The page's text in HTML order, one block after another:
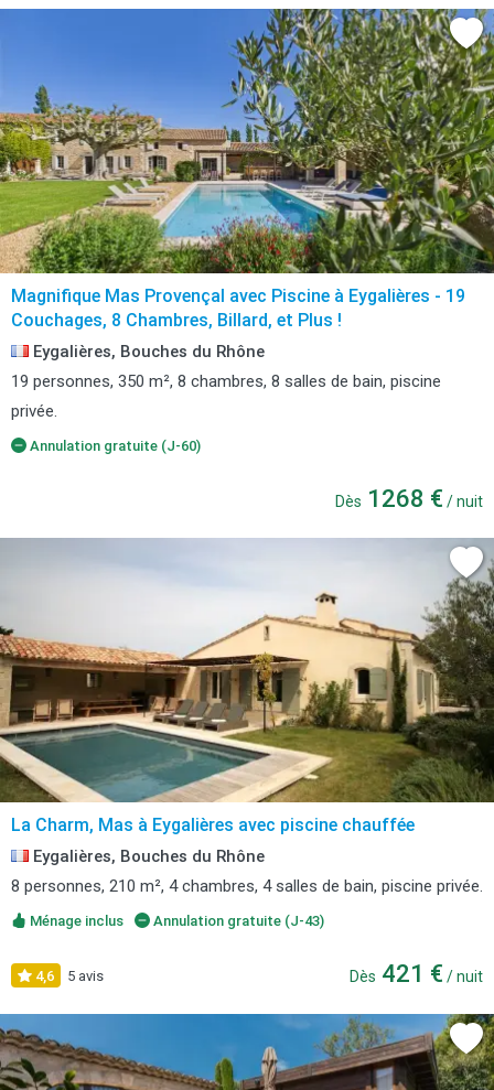
Magnifique Mas Provençal avec Piscine à Eygalières - 19
Couchages, 8 Chambres, Billard, et Plus !
Eygalières, Bouches du Rhône
19 personnes, 350 m², 8 chambres, 8 salles de bain, piscine
privée.
Annulation gratuite (J-60)
Dès 1268 € / nuit
La Charm, Mas à Eygalières avec piscine chauffée
Eygalières, Bouches du Rhône
8 personnes, 210 m², 4 chambres, 4 salles de bain, piscine privée.
Ménage inclus Annulation gratuite (J-43)
4,6 5 avis Dès 421 € / nuit